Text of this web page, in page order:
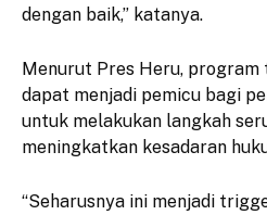
dengan baik,” katanya.
Menurut Pres Heru,
dapat menjadi pemicu bagi
untuk melakukan langkah
meningkatkan kesadaran
“Seharusnya ini menjadi